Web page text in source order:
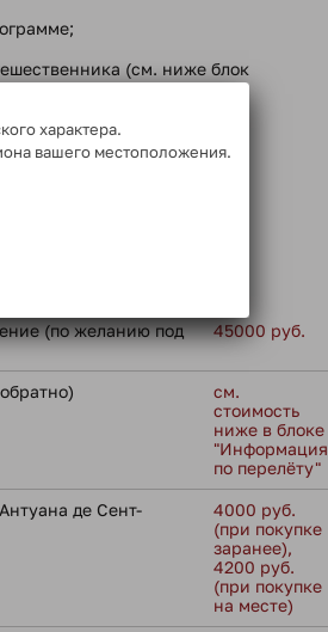
(см. ниже блок
на маршруте;
тура
не входит:
(по желанию под
45000 руб.
см.
стоимость
ниже в блоке
"Информация
по перелёту"
де Сент-
4000 руб.
(при покупке
заранее),
4200 руб.
(при покупке
на месте)
характера.
вашего местоположения.